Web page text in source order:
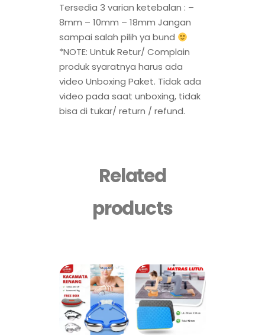
Tersedia 3 varian ketebalan : –
8mm – 10mm – 18mm Jangan
sampai salah pilih ya bund
*NOTE: Untuk Retur/ Complain
produk syaratnya harus ada
video Unboxing Paket. Tidak ada
video pada saat unboxing, tidak
bisa di tukar/ return / refund.
Related
products